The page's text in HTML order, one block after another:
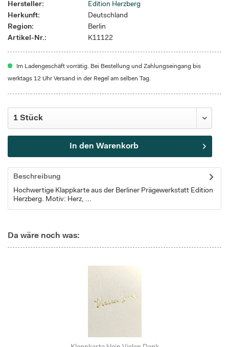
Hersteller:
Edition Herzberg
Herkunft:
Deutschland
Region:
Berlin
Artikel-Nr.:
K11122
Im Ladengeschäft vorrätig. Bei Bestellung und Zahlungseingang bis
werktags 12 Uhr Versand in der Regel am selben Tag.
In den Warenkorb
Beschreibung
Hochwertige Klappkarte aus der Berliner Prägewerkstatt Edition
Herzberg. Motiv: Herz, ...
Da wäre noch was: